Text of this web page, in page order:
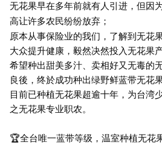
无花果早在多年前就有人引进，但因
高让许多农民纷纷放弃；
原本从事保险业的我们，了解到无花
大众提升健康，毅然决然投入无花果产
希望种出甜美多汁、卖相好又无毒的
良後，终於成功种出绿野鲜蓝带无花果
目前已种植无花果超逾十年，为台湾
之无花果专业职农。
🏆全台唯一蓝带等级，温室种植无花